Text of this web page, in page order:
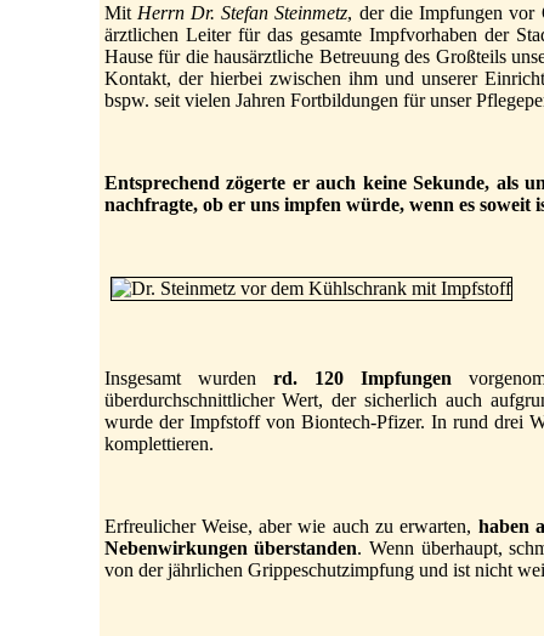
Mit Herrn Dr. Stefan Steinmetz, der die Impfungen vor
ärztlichen Leiter für das gesamte Impfvorhaben der
Hause für die hausärztliche Betreuung des Großteils
Kontakt, der hierbei zwischen ihm und unserer
bspw. seit vielen Jahren Fortbildungen für unser
Entsprechend zögerte er auch keine Sekunde, als
nachfragte, ob er uns impfen würde, wenn es soweit
Insgesamt wurden rd. 120 Impfungen
überdurchschnittlicher Wert, der sicherlich auch
wurde der Impfstoff von Biontech-Pfizer. In rund drei
komplettieren.
Erfreulicher Weise, aber wie auch zu erwarten, haben
Nebenwirkungen überstanden. Wenn überhaupt,
von der jährlichen Grippeschutzimpfung und ist nicht